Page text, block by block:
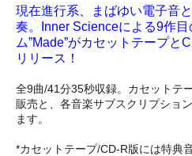
現在進行系、まばゆい電子音
奏。Inner Scienceによる9作
ム”Made”がカセットテープと
リリース！
全9曲/41分35秒収録。カセットテ
販売と、各音楽サブスクリプショ
ます。
*カセットテープ/CD-R版には特典